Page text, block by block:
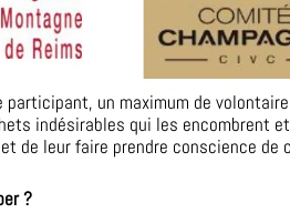
participant, un maximum de
indésirables qui les encombrent
de leur faire prendre conscience de
?